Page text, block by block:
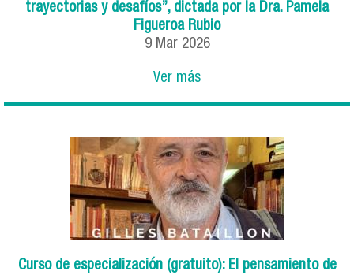
trayectorias y desafíos”, dictada por la Dra. Pamela
Figueroa Rubio
9 Mar 2026
Ver más
Curso de especialización (gratuito): El pensamiento de